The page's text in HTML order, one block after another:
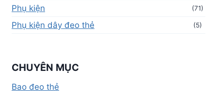
Phụ kiện (71)
Phụ kiện dây đeo thẻ (5)
CHUYÊN MỤC
Bao đeo thẻ